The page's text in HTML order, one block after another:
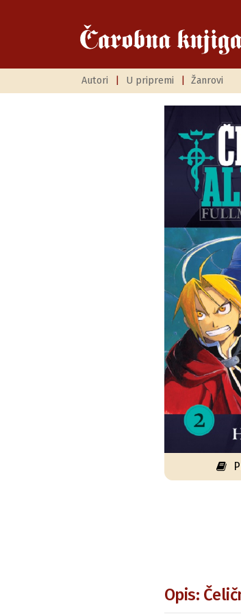
Autori U pripremi Žanrovi
Opis: